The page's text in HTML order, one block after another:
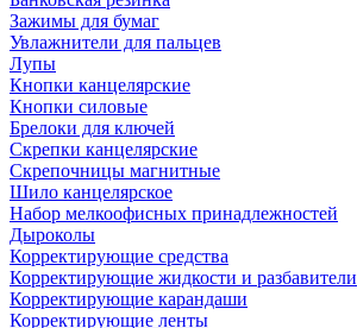
Зажимы для бумаг
Увлажнители для пальцев
Лупы
Кнопки канцелярские
Кнопки силовые
Брелоки для ключей
Скрепки канцелярские
Скрепочницы магнитные
Шило канцелярское
Набор мелкоофисных принадлежностей
Дыроколы
Корректирующие средства
Корректирующие жидкости и разбавители
Корректирующие карандаши
Корректирующие ленты